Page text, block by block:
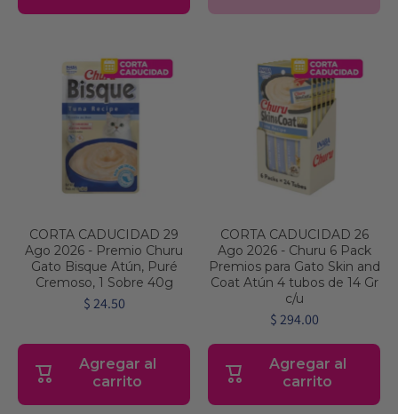
CORTA CADUCIDAD 29
Ago 2026 - Premio Churu
Gato Bisque Atún, Puré
Cremoso, 1 Sobre 40g
$ 24.50
Agregar al
carrito
CORTA CADUCIDAD 26
Ago 2026 - Churu 6 Pack
Premios para Gato Skin and
Coat Atún 4 tubos de 14 Gr
c/u
$ 294.00
Agregar al
carrito